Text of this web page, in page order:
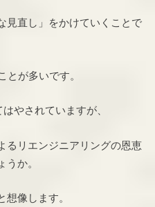
見直し」をかけていくことで
が多いです。
やされていますが、
るリエンジニアリングの恩恵
か。
像します。